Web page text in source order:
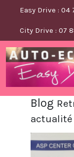
Panneau de gestion
Easy Drive : 04
City Drive : 07
Blog
actualité